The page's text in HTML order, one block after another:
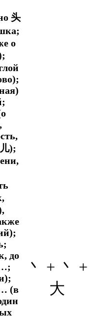
头
о
);
до
(в
丶 + 丶 +
大